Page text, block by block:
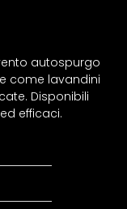
autospurgo
come lavandini
Disponibili
efficaci.